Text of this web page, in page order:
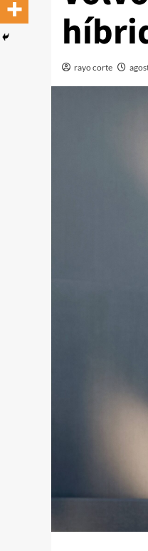
rayo corte